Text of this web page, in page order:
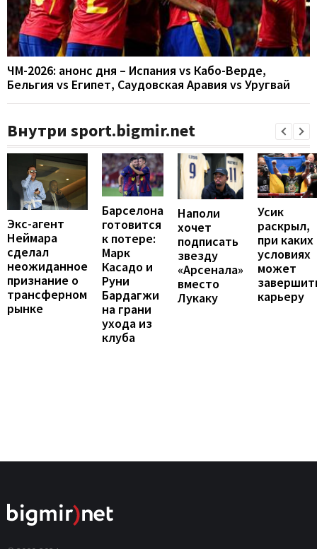
ЧМ-2026: анонс дня – Испания vs Кабо-Верде,
Бельгия vs Египет, Саудовская Аравия vs Уругвай
Внутри sport.bigmir.net
Экс-агент
Неймара
сделал
неожиданное
признание о
трансферном
рынке
Барселона
готовится
к потере:
Марк
Касадо и
Руни
Бардагжи
на грани
ухода из
клуба
Наполи
хочет
подписать
звезду
«Арсенала»
вместо
Лукаку
Усик
раскрыл,
при каких
условиях
может
карьеру